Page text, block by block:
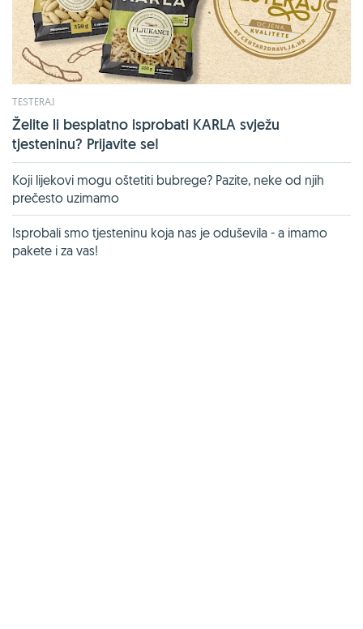
TESTERAJ
Želite li besplatno isprobati KARLA svježu
tjesteninu? Prijavite se!
Koji lijekovi mogu oštetiti bubrege? Pazite, neke od njih
prečesto uzimamo
Isprobali smo tjesteninu koja nas je oduševila - a imamo
pakete i za vas!